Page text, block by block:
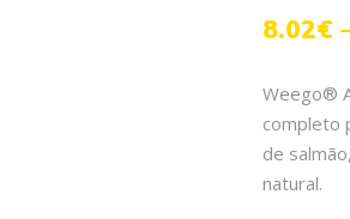
8.02€
Weego®
completo
de
natural.